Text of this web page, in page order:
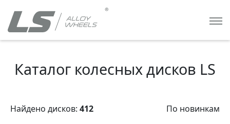
Каталог колесных дисков LS
Найдено дисков: 412 По новинкам